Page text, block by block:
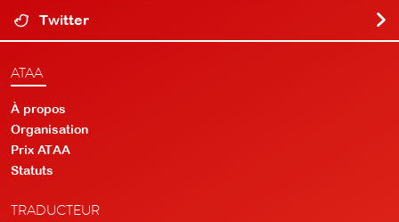
Twitter
ATAA
À propos
Organisation
Prix ATAA
Statuts
TRADUCTEUR